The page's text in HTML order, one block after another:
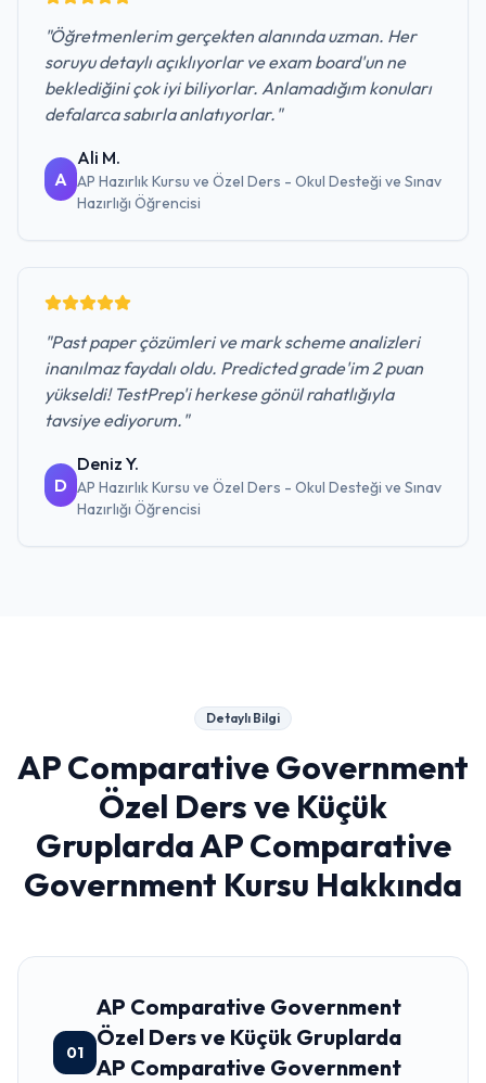
"Öğretmenlerim gerçekten alanında uzman. Her
soruyu detaylı açıklıyorlar ve exam board'un ne
beklediğini çok iyi biliyorlar. Anlamadığım konuları
defalarca sabırla anlatıyorlar. "
A
Ali M.
AP Hazırlık Kursu ve Özel Ders - Okul Desteği ve Sınav
Hazırlığı Öğrencisi
"Past paper çözümleri ve mark scheme analizleri
inanılmaz faydalı oldu. Predicted grade'im 2 puan
yükseldi! TestPrep'i herkese gönül rahatlığıyla
tavsiye ediyorum. "
D
Deniz Y.
AP Hazırlık Kursu ve Özel Ders - Okul Desteği ve Sınav
Hazırlığı Öğrencisi
Detaylı Bilgi
AP Comparative Government
Özel Ders ve Küçük
Gruplarda AP Comparative
Government Kursu Hakkında
01
AP Comparative Government
Özel Ders ve Küçük Gruplarda
AP Comparative Government